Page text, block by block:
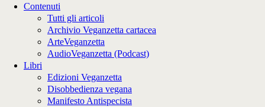
Contenuti
Tutti gli articoli
Archivio Veganzetta cartacea
ArteVeganzetta
AudioVeganzetta (Podcast)
Libri
Edizioni Veganzetta
Disobbedienza vegana
Manifesto Antispecista